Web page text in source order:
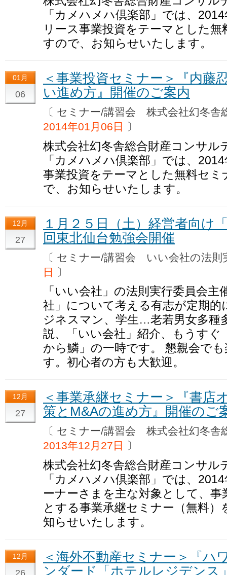
「カメハメハ倶楽部」では、
リース事業投資をテーマとした
すので、お知らせいたします。
01月
06
＜事業投資セミナー＞『内藤
い進め方』開催のご案内
〔 セミナー/講習会 株式会社幻冬
2014年01月06日
〕
株式会社幻冬舎総合財産コンサル
「カメハメハ倶楽部」では、
事業投資をテーマとした無料セ
で、お知らせいたします。
12月
27
１月２５日（土）経営者向
回東北仙台勉強会開催
〔 セミナー/講習会 いい会社の
日
〕
「いい会社」の法則実行委員会
社」について考える有志が定期
ジネスマン、学生…老若男女多種
説、「いい会社」紹介、もうすぐ
から鱗」の一時です。 懇親会で
す。初心者の方も大歓迎。
12月
27
＜事業承継セミナー＞『書店
策とM&Aの進め方』開催のご
〔 セミナー/講習会 株式会社幻冬
2013年12月27日
〕
株式会社幻冬舎総合財産コンサル
「カメハメハ倶楽部」では、
ーナーさまを主な対象として、
とする事業承継セミナー（無料
知らせいたします。
12月
26
＜海外不動産セミナー＞『ハ
ンダード「ホテルレジデンス